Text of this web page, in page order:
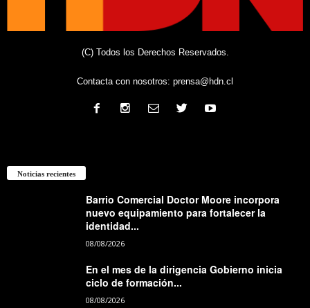
(C) Todos los Derechos Reservados.
Contacta con nosotros: prensa@hdn.cl
Noticias recientes
Barrio Comercial Doctor Moore incorpora
nuevo equipamiento para fortalecer la
identidad...
08/08/2026
En el mes de la dirigencia Gobierno inicia
ciclo de formación...
08/08/2026